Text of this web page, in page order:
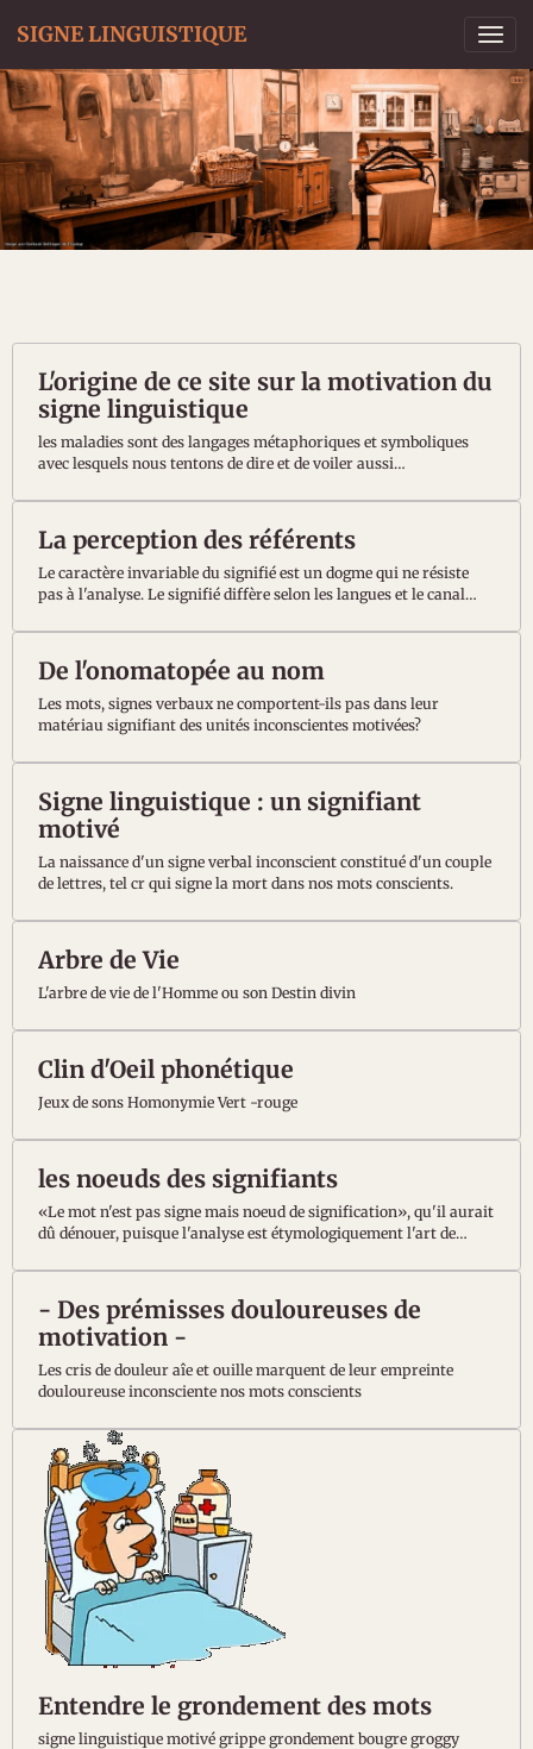
SIGNE LINGUISTIQUE
L'origine de ce site sur la motivation du
signe linguistique
les maladies sont des langages métaphoriques et symboliques
avec lesquels nous tentons de dire et de voiler aussi
La perception des référents
Le caractère invariable du signifié est un dogme qui ne résiste
pas à l'analyse. Le signifié diffère selon les langues et le canal
De l'onomatopée au nom
Les mots, signes verbaux ne comportent-ils pas dans leur
matériau signifiant des unités inconscientes motivées?
Signe linguistique : un signifiant
motivé
La naissance d'un signe verbal inconscient constitué d'un couple
de lettres, tel cr qui signe la mort dans nos mots conscients.
Arbre de Vie
L'arbre de vie de l'Homme ou son Destin divin
Clin d'Oeil phonétique
Jeux de sons Homonymie Vert -rouge
les noeuds des signifiants
«Le mot n'est pas signe mais noeud de signification», qu'il aurait
dû dénouer, puisque l'analyse est étymologiquement l'art de
deux plans signifié/signifiant du langage, Lacan tel Alexandre
sectionnant le noeud gordien, incapable de le défaire devant son a
- Des prémisses douloureuses de
motivation -
Les cris de douleur aîe et ouille marquent de leur empreinte
douloureuse inconsciente nos mots conscients
Entendre le grondement des mots
signe linguistique motivé grippe grondement bougre groggy